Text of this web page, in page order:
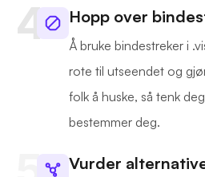
Hopp over
Å bruke bindestreker i
rote til utseendet og
folk å huske, så tenk
bestemmer deg.
Vurder